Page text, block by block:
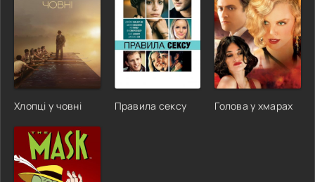
Хлопці у човні Правила cексу Голова у хмарах